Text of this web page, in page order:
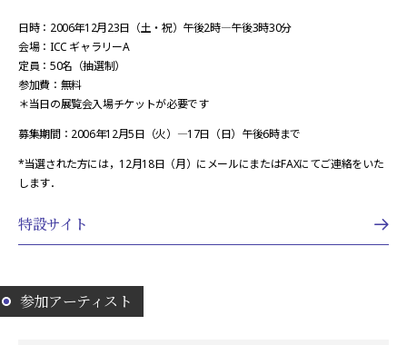
日時：2006年12月23日（土・祝）午後2時―午後3時30分
会場：ICC ギャラリーA
定員：50名（抽選制）
参加費：無料
＊当日の展覧会入場チケットが必要です
募集期間：2006年12月5日（火）―17日（日）午後6時まで
*当選された方には，12月18日（月）にメールにまたはFAXにてご連絡をいた
します．
特設サイト
参加アーティスト